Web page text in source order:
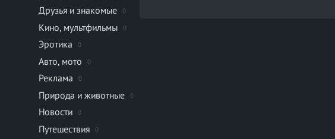
Друзья и знакомые 0
Кино, мультфильмы 0
Эротика 0
Авто, мото 0
Реклама 0
Природа и животные 0
Новости 0
Путешествия 0